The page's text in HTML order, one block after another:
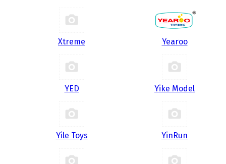
Xtreme Yearoo
YED Yike Model
Yile Toys YinRun